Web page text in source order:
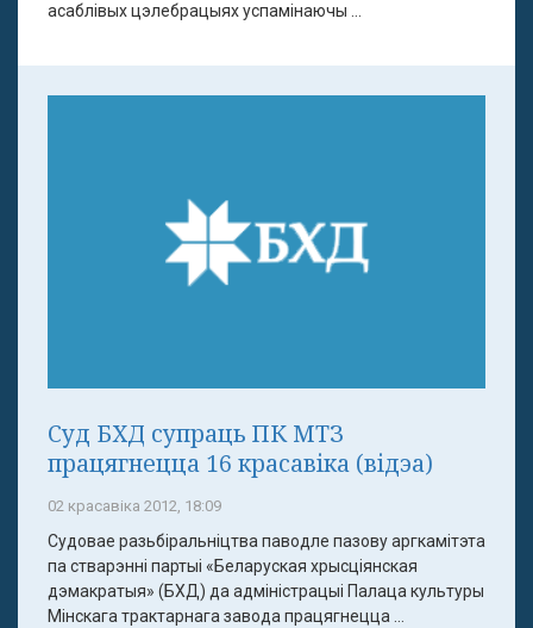
асаблівых цэлебрацыях успамінаючы ...
Суд БХД супраць ПК МТЗ
працягнецца 16 красавіка (відэа)
02 красавіка 2012, 18:09
Судовае разьбіральніцтва паводле пазову аргкамітэта
па стварэнні партыі «Беларуская хрысціянская
дэмакратыя» (БХД) да адміністрацыі Палаца культуры
Мінскага трактарнага завода працягнецца ...